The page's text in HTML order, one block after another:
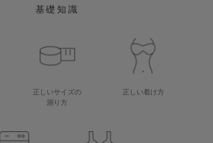
基礎知識
正しいサイズの
測り方
正しい着け方